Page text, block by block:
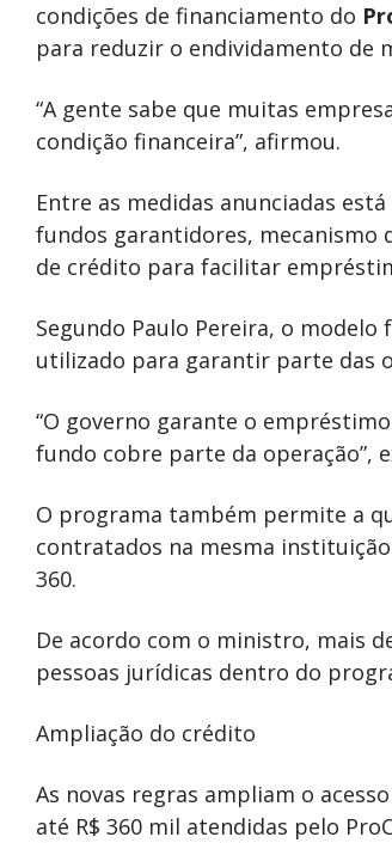
condições de financiamento do
para reduzir o endividamento de
“A gente sabe que muitas
condição financeira”, afirmou.
Entre as medidas anunciadas
fundos garantidores, mecanismo
de crédito para facilitar
Segundo Paulo Pereira, o
utilizado para garantir parte das
“O governo garante o
fundo cobre parte da operação”,
O programa também permite a
contratados na mesma
360.
De acordo com o ministro, mais
pessoas jurídicas dentro do
Ampliação do crédito
As novas regras ampliam o
até R$ 360 mil atendidas pelo